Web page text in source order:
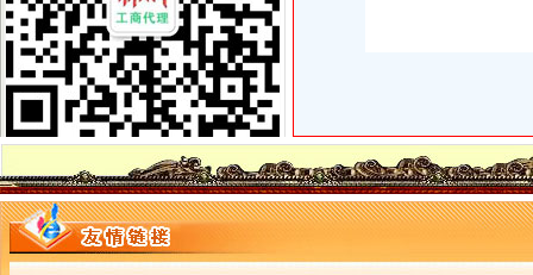
重庆蝶丽人贸易有限公司2017新招聘信息_电话_地址-58企业名录
重庆重庆西源商标代理有限公司附近酒店【携程酒店】_第7页
重庆国际货运专线：渝新欧进口平行车运输清关代理-重庆爱问分类
【重庆朝天门易碎品物流_易碎品运输价格_易碎品托运电话】-重庆赶
重庆朝天门火锅加盟,重庆朝天门火锅代理,重庆朝天门火锅连锁加
重庆利耀国际物流有限公司
重庆雅皎贸易有限公司2017新招聘信息_电话_地址-58企业名录
重庆商务服务公司-顺企网重庆黄页
重庆微商服装代理一手货源重庆女孩服装批发-服装服饰-供求信息-中国
【2014年重庆美购贸易有限公司新招聘信息_电话_地址】-赶集网
大坪代办进出口公司